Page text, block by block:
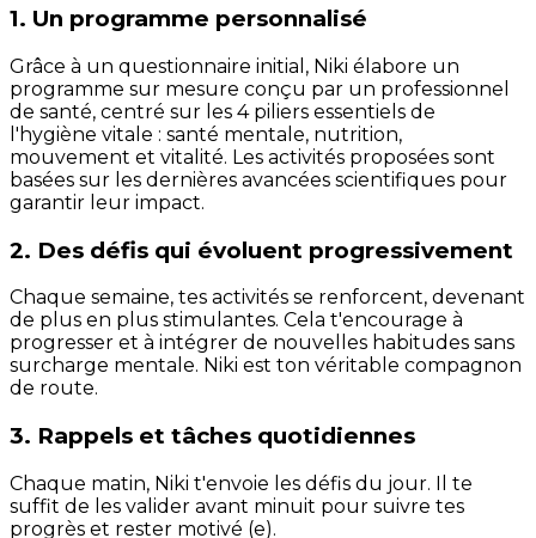
1. Un programme personnalisé
Grâce à un questionnaire initial, Niki élabore un
programme sur mesure conçu par un professionnel
de santé, centré sur les 4 piliers essentiels de
l'hygiène vitale : santé mentale, nutrition,
mouvement et vitalité. Les activités proposées sont
basées sur les dernières avancées scientifiques pour
garantir leur impact.
2. Des défis qui évoluent progressivement
Chaque semaine, tes activités se renforcent, devenant
de plus en plus stimulantes. Cela t'encourage à
progresser et à intégrer de nouvelles habitudes sans
surcharge mentale. Niki est ton véritable compagnon
de route.
3. Rappels et tâches quotidiennes
Chaque matin, Niki t'envoie les défis du jour. Il te
suffit de les valider avant minuit pour suivre tes
progrès et rester motivé (e).